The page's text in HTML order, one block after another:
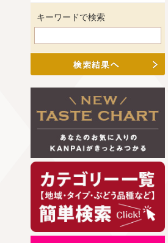
キーワードで検索